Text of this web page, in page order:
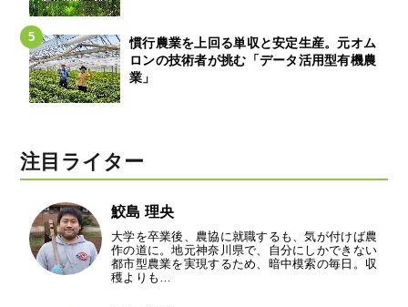
慣行農業を上回る単収と安定生産。元オム
ロンの技術者が挑む「データ活用型有機農
業」
注目ライター
鮫島 理央
大学を卒業後、農協に就職するも、気が付けば農
作の道に。地元神奈川県で、自分にしかできない
都市型農業を実現するため、暗中模索の毎日。収
穫よりも…